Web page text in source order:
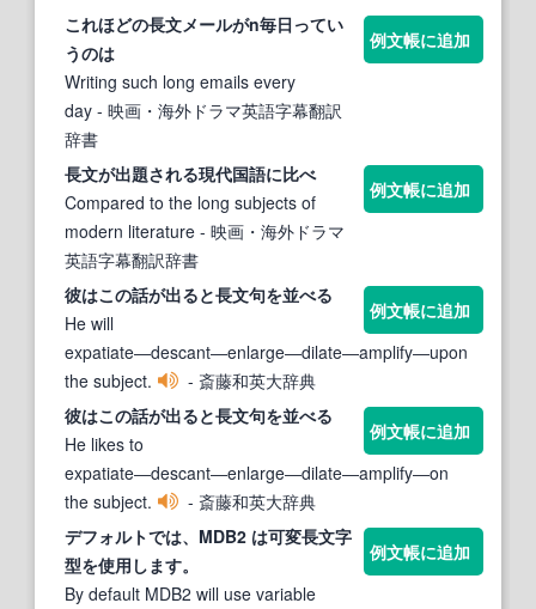
これほどの長文メールがn毎日ってい
うのは
Writing such long emails every
day - 映画・海外ドラマ英語字幕翻訳
辞書
例文帳に追加
長文が出題される現代国語に比べ
Compared to the long subjects of
modern literature - 映画・海外ドラマ
英語字幕翻訳辞書
例文帳に追加
彼はこの話が出ると長文句を並べる
He will
expatiate―descant―enlarge―dilate―amplify―upon
the subject.
- 斎藤和英大辞典
例文帳に追加
彼はこの話が出ると長文句を並べる
He likes to
expatiate―descant―enlarge―dilate―amplify―on
the subject.
- 斎藤和英大辞典
例文帳に追加
デフォルトでは、MDB2 は可変長文字
型を使用します。
By default MDB2 will use variable
例文帳に追加